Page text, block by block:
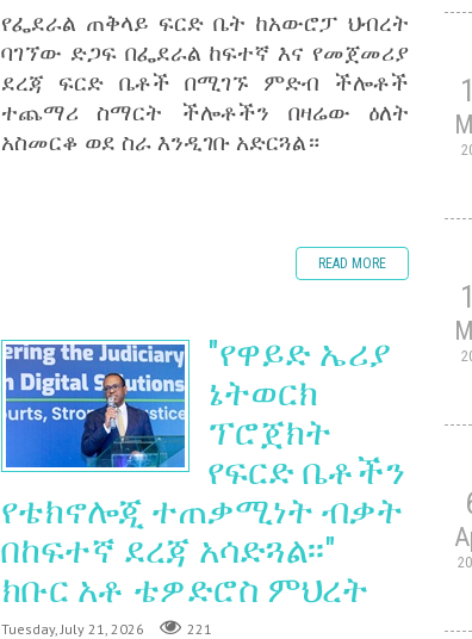
የፌደራል ጠቅላይ ፍርድ ቤት ከአውሮፓ ህብረት
ባገኘው ድጋፍ በፌደራል ከፍተኛ እና የመጀመሪያ
ደረጃ ፍርድ ቤቶች በሚገኙ ምድብ ችሎቶች
ተጨማሪ ስማርት ችሎቶችን በዛሬው ዕለት
አስመርቆ ወደ ስራ እንዲገቡ አድርጓል።
READ MORE
"የዋይድ ኤሪያ
ኔትወርክ
ፕሮጀክት
የፍርድ ቤቶችን
የቴክኖሎጂ ተጠቃሚነት ብቃት
በከፍተኛ ደረጃ አሳድጓል፡፡"
ክቡር አቶ ቴዎድሮስ ምህረት
Tuesday, July 21, 2026 221